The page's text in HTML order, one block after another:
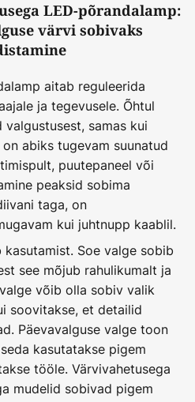
LED-põrandalamp:
värvi sobivaks
aitab reguleerida
ja tegevusele. Õhtul
samas kui
abiks tugevam suunatud
puutepaneel või
peaksid sobima
taga, on
kui juhtnupp kaablil.
Soe valge sobib
see mõjub rahulikumalt ja
võib olla sobiv valik
soovitakse, et detailid
Päevavalguse valge toon
kasutatakse pigem
tööle. Värvivahetusega
mudelid sobivad pigem